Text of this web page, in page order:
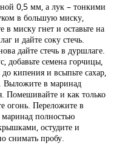
0,5 мм, а лук – тонкими
в большую миску,
миску гнет и оставьте на
и дайте соку стечь.
дайте стечь в дуршлаге.
добавьте семена горчицы,
кипения и всыпьте сахар,
Выложите в маринад
Помешивайте и как только
огонь. Переложите в
полностью
остудите и
снимать пробу.